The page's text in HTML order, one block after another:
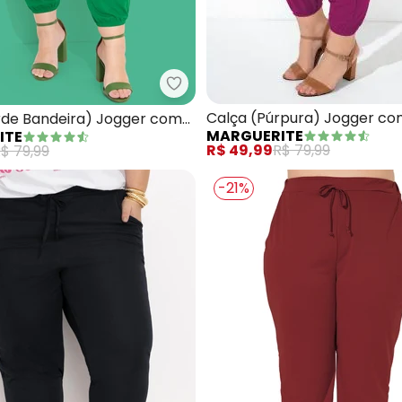
(Caramelo) Jogger com Bolsos Plus Size
Marguerite - Calça (Verde
Bandeira) Jogger com
Size
79,99
Calça (Púrpura) Jogger
Plus Size
MARGUERITE
R$ 49,99R$ 79,99
-21%